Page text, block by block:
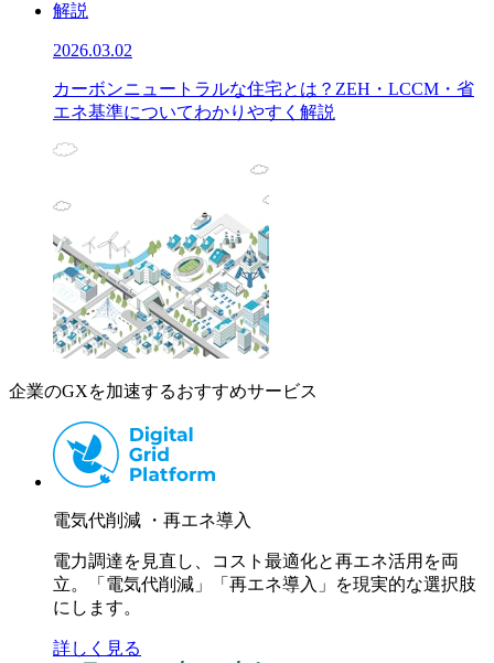
解説
2026.03.02
カーボンニュートラルな住宅とは？ZEH・LCCM・省
エネ基準についてわかりやすく解説
企業のGXを加速するおすすめサービス
電気代削減 ・再エネ導入
電力調達を見直し、コスト最適化と再エネ活用を両
立。「電気代削減」「再エネ導入」を現実的な選択肢
にします。
詳しく見る